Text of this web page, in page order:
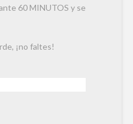
60 MINUTOS y se
¡no faltes!